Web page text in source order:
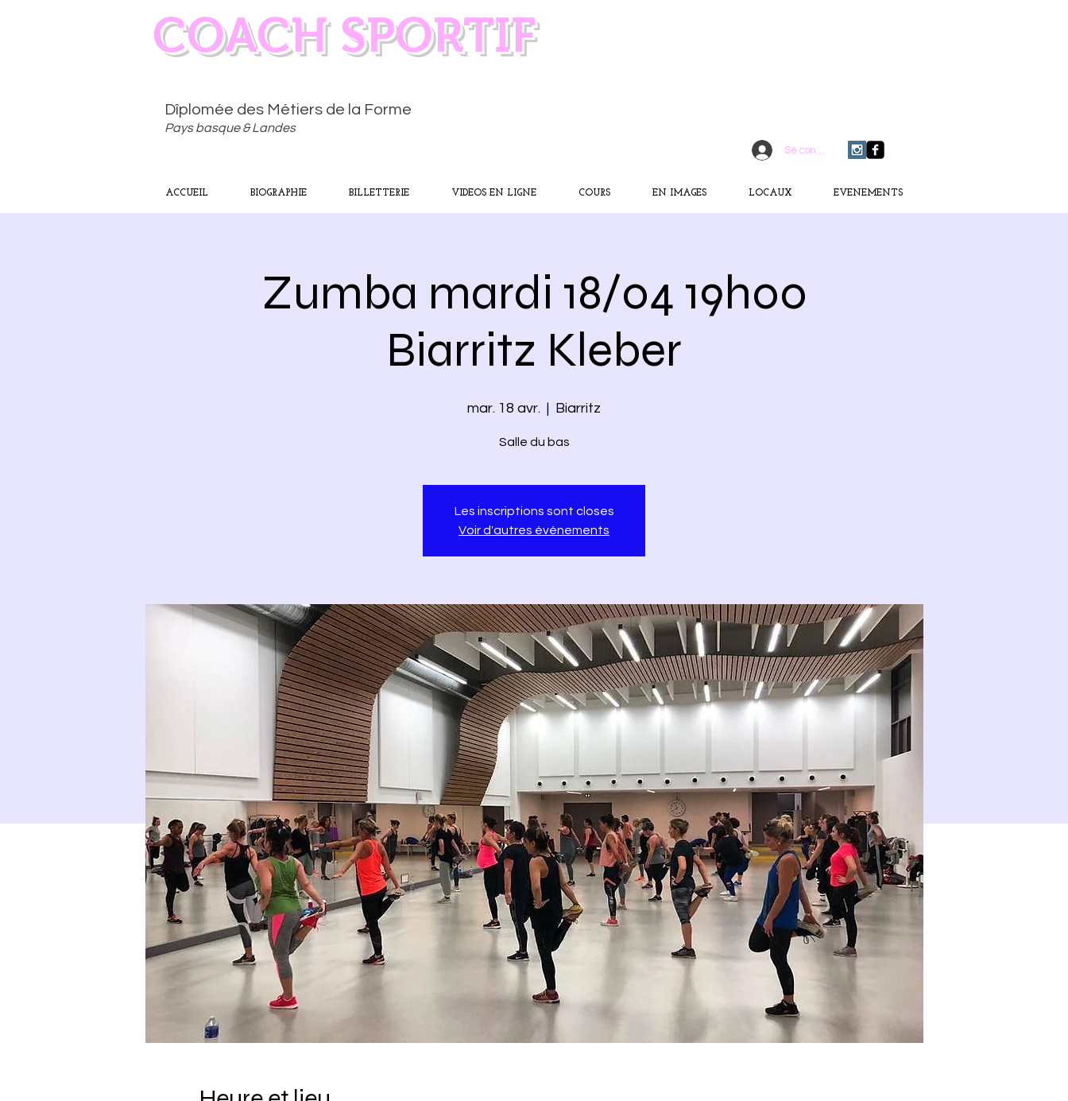
COACH SPORTIF
Dîplomée des Métiers de la Forme
Pays basque & Landes
Se connecter
ACCUEIL BIOGRAPHIE BILLETTERIE VIDEOS EN LIGNE COURS EN IMAGES LOCAUX EVENEMENTS
Zumba mardi 18/04 19h00
Biarritz Kleber
mar. 18 avr.
  |
Biarritz
Salle du bas
Les inscriptions sont closes
Voir d'autres événements